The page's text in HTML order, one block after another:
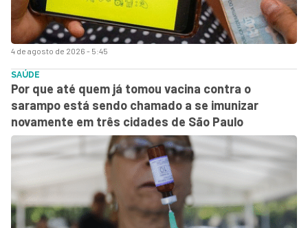
4 de agosto de 2026 - 5:45
SAÚDE
Por que até quem já tomou vacina contra o
sarampo está sendo chamado a se imunizar
novamente em três cidades de São Paulo